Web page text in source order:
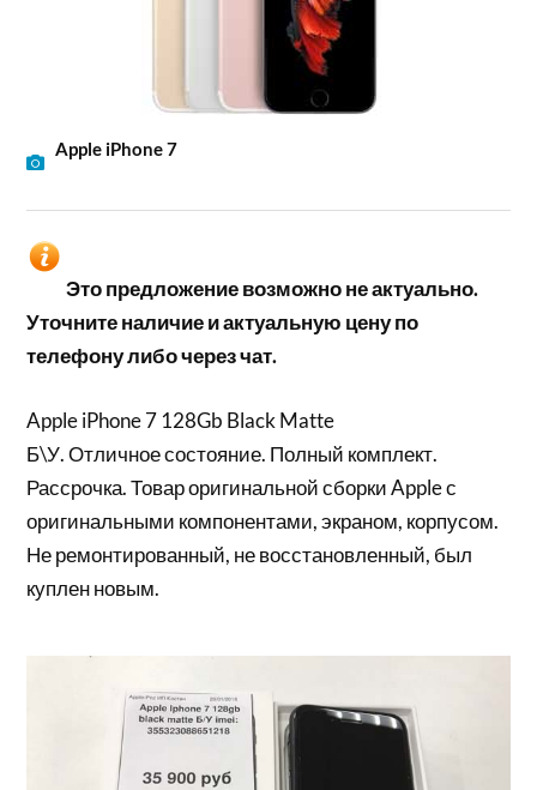
Apple iPhone 7
Это предложение возможно не актуально.
Уточните наличие и актуальную цену по
телефону либо через чат.
Apple iPhone 7 128Gb Black Matte
Б\У. Отличное состояние. Полный комплект.
Рассрочка. Товар оригинальной сборки Apple с
оригинальными компонентами, экраном, корпусом.
Не ремонтированный, не восстановленный, был
куплен новым.